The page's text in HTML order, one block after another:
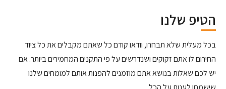
הטיפ שלנו
בכל מעלית שלא תבחרו, וודאו קודם כל שאתם מקבלים את כל ציוד
החירום לו אתם זקוקים ושנדרשים על פי התקנים המחמירים ביותר. אם
יש לכם שאלות בנושא אתם מוזמנים להפנות אותם למומחים שלנו